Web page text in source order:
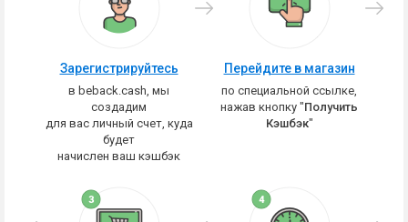
Зарегистрируйтесь
в beback.cash, мы
создадим
для вас личный счет, куда
будет
начислен ваш кэшбэк
Перейдите в магазин
по специальной ссылке,
нажав кнопку "Получить
Кэшбэк"